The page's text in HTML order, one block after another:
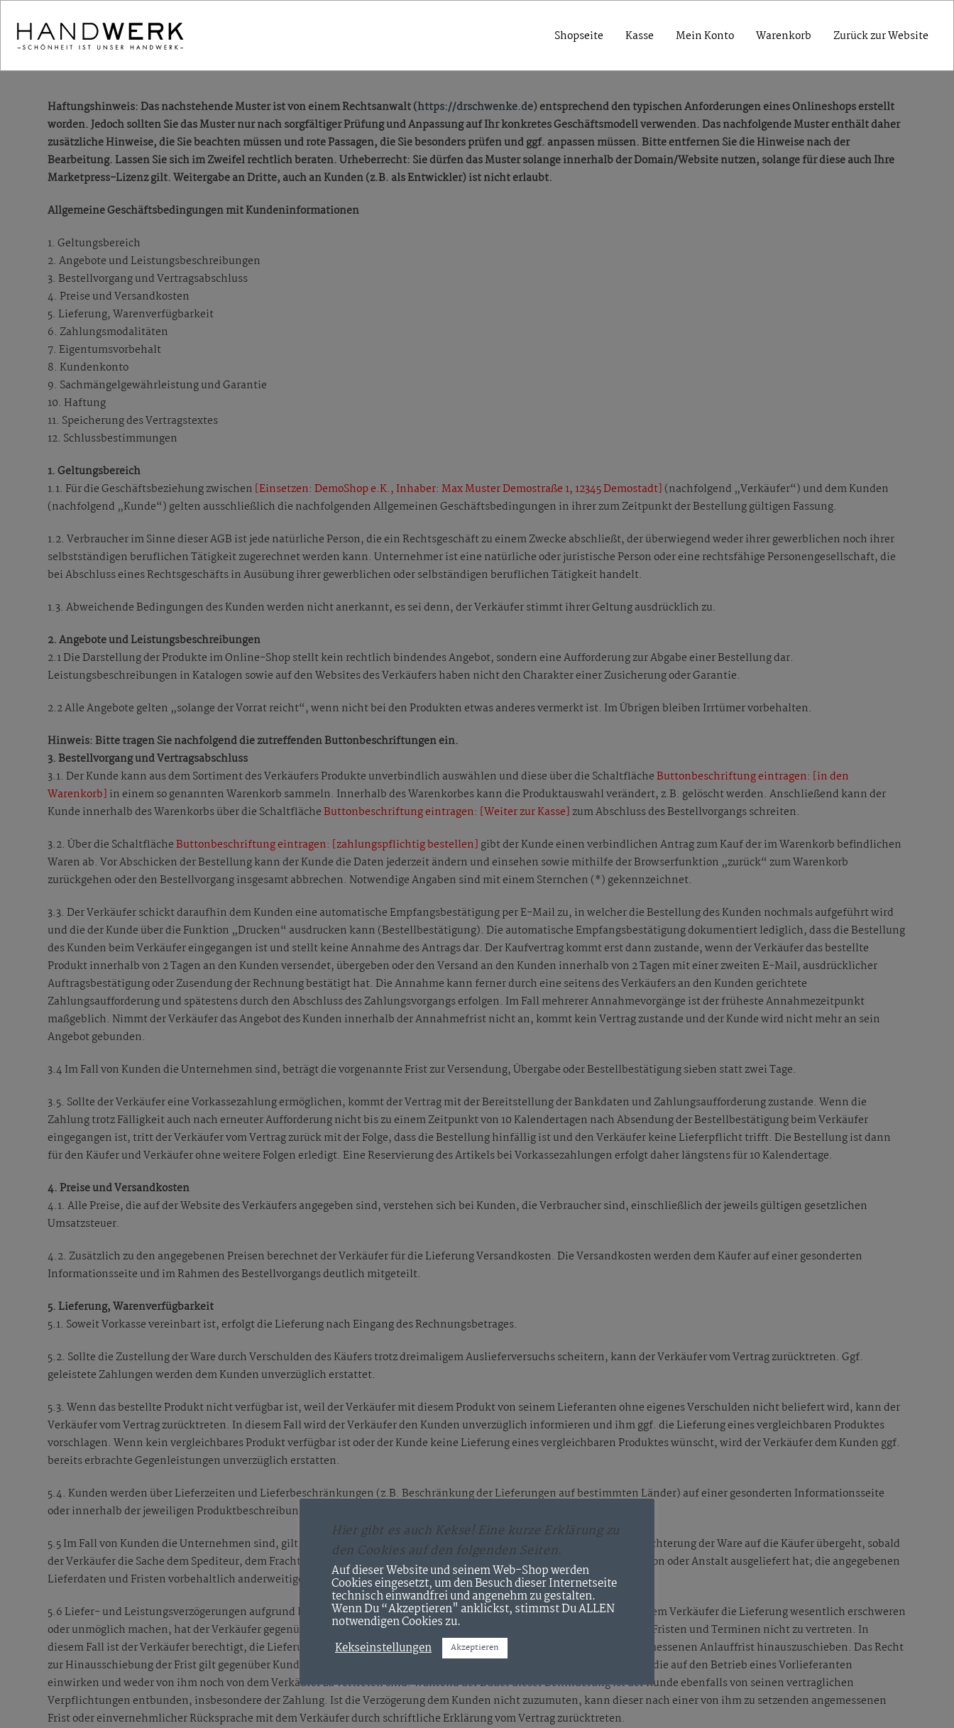
Shopseite Kasse Mein Konto Warenkorb Zurück zur Website
Haftungshinweis: Das nachstehende Muster ist von einem Rechtsanwalt (https://drschwenke.de) entsprechend den typischen Anforderungen eines Onlineshops erstellt
worden. Jedoch sollten Sie das Muster nur nach sorgfältiger Prüfung und Anpassung auf Ihr konkretes Geschäftsmodell verwenden. Das nachfolgende Muster enthält daher
zusätzliche Hinweise, die Sie beachten müssen und rote Passagen, die Sie besonders prüfen und ggf. anpassen müssen. Bitte entfernen Sie die Hinweise nach der
Bearbeitung. Lassen Sie sich im Zweifel rechtlich beraten. Urheberrecht: Sie dürfen das Muster solange innerhalb der Domain/Website nutzen, solange für diese auch Ihre
Marketpress-Lizenz gilt. Weitergabe an Dritte, auch an Kunden (z.B. als Entwickler) ist nicht erlaubt.
Allgemeine Geschäftsbedingungen mit Kundeninformationen
1. Geltungsbereich
2. Angebote und Leistungsbeschreibungen
3. Bestellvorgang und Vertragsabschluss
4. Preise und Versandkosten
5. Lieferung, Warenverfügbarkeit
6. Zahlungsmodalitäten
7. Eigentumsvorbehalt
8. Kundenkonto
9. Sachmängelgewährleistung und Garantie
10. Haftung
11. Speicherung des Vertragstextes
12. Schlussbestimmungen
1. Geltungsbereich
1.1. Für die Geschäftsbeziehung zwischen [Einsetzen: DemoShop e.K., Inhaber: Max Muster Demostraße 1, 12345 Demostadt] (nachfolgend „Verkäufer“) und dem Kunden
(nachfolgend „Kunde“) gelten ausschließlich die nachfolgenden Allgemeinen Geschäftsbedingungen in ihrer zum Zeitpunkt der Bestellung gültigen Fassung.
1.2. Verbraucher im Sinne dieser AGB ist jede natürliche Person, die ein Rechtsgeschäft zu einem Zwecke abschließt, der überwiegend weder ihrer gewerblichen noch ihrer
selbstständigen beruflichen Tätigkeit zugerechnet werden kann. Unternehmer ist eine natürliche oder juristische Person oder eine rechtsfähige Personengesellschaft, die
bei Abschluss eines Rechtsgeschäfts in Ausübung ihrer gewerblichen oder selbständigen beruflichen Tätigkeit handelt.
1.3. Abweichende Bedingungen des Kunden werden nicht anerkannt, es sei denn, der Verkäufer stimmt ihrer Geltung ausdrücklich zu.
2. Angebote und Leistungsbeschreibungen
2.1 Die Darstellung der Produkte im Online-Shop stellt kein rechtlich bindendes Angebot, sondern eine Aufforderung zur Abgabe einer Bestellung dar.
Leistungsbeschreibungen in Katalogen sowie auf den Websites des Verkäufers haben nicht den Charakter einer Zusicherung oder Garantie.
2.2 Alle Angebote gelten „solange der Vorrat reicht“, wenn nicht bei den Produkten etwas anderes vermerkt ist. Im Übrigen bleiben Irrtümer vorbehalten.
Hinweis: Bitte tragen Sie nachfolgend die zutreffenden Buttonbeschriftungen ein.
3. Bestellvorgang und Vertragsabschluss
3.1. Der Kunde kann aus dem Sortiment des Verkäufers Produkte unverbindlich auswählen und diese über die SchaltflächeButtonbeschriftung eintragen: [in den
Warenkorb] in einem so genannten Warenkorb sammeln. Innerhalb des Warenkorbes kann die Produktauswahl verändert, z.B. gelöscht werden. Anschließend kann der
Kunde innerhalb des Warenkorbs über die SchaltflächeButtonbeschriftung eintragen: [Weiter zur Kasse]zum Abschluss des Bestellvorgangs schreiten.
3.2. Über die SchaltflächeButtonbeschriftung eintragen: [zahlungspflichtig bestellen] gibt der Kunde einen verbindlichen Antrag zum Kauf der im Warenkorb befindlichen
Waren ab. Vor Abschicken der Bestellung kann der Kunde die Daten jederzeit ändern und einsehen sowie mithilfe der Browserfunktion „zurück“ zum Warenkorb
zurückgehen oder den Bestellvorgang insgesamt abbrechen. Notwendige Angaben sind mit einem Sternchen (*) gekennzeichnet.
3.3. Der Verkäufer schickt daraufhin dem Kunden eine automatische Empfangsbestätigung per E-Mail zu, in welcher die Bestellung des Kunden nochmals aufgeführt wird
und die der Kunde über die Funktion „Drucken“ ausdrucken kann (Bestellbestätigung). Die automatische Empfangsbestätigung dokumentiert lediglich, dass die Bestellung
des Kunden beim Verkäufer eingegangen ist und stellt keine Annahme des Antrags dar. Der Kaufvertrag kommt erst dann zustande, wenn der Verkäufer das bestellte
Produkt innerhalb von 2 Tagen an den Kunden versendet, übergeben oder den Versand an den Kunden innerhalb von 2 Tagen mit einer zweiten E-Mail, ausdrücklicher
Auftragsbestätigung oder Zusendung der Rechnung bestätigt hat. Die Annahme kann ferner durch eine seitens des Verkäufers an den Kunden gerichtete
Zahlungsaufforderung und spätestens durch den Abschluss des Zahlungsvorgangs erfolgen. Im Fall mehrerer Annahmevorgänge ist der früheste Annahmezeitpunkt
maßgeblich. Nimmt der Verkäufer das Angebot des Kunden innerhalb der Annahmefrist nicht an, kommt kein Vertrag zustande und der Kunde wird nicht mehr an sein
Angebot gebunden.
3.4 Im Fall von Kunden die Unternehmen sind, beträgt die vorgenannte Frist zur Versendung, Übergabe oder Bestellbestätigung sieben statt zwei Tage.
3.5. Sollte der Verkäufer eine Vorkassezahlung ermöglichen, kommt der Vertrag mit der Bereitstellung der Bankdaten und Zahlungsaufforderung zustande. Wenn die
Zahlung trotz Fälligkeit auch nach erneuter Aufforderung nicht bis zu einem Zeitpunkt von 10 Kalendertagen nach Absendung der Bestellbestätigung beim Verkäufer
eingegangen ist, tritt der Verkäufer vom Vertrag zurück mit der Folge, dass die Bestellung hinfällig ist und den Verkäufer keine Lieferpflicht trifft. Die Bestellung ist dann
für den Käufer und Verkäufer ohne weitere Folgen erledigt. Eine Reservierung des Artikels bei Vorkassezahlungen erfolgt daher längstens für 10 Kalendertage.
4. Preise und Versandkosten
4.1. Alle Preise, die auf der Website des Verkäufers angegeben sind, verstehen sich bei Kunden, die Verbraucher sind, einschließlich der jeweils gültigen gesetzlichen
Umsatzsteuer.
4.2. Zusätzlich zu den angegebenen Preisen berechnet der Verkäufer für die Lieferung Versandkosten. Die Versandkosten werden dem Käufer auf einer gesonderten
Informationsseite und im Rahmen des Bestellvorgangs deutlich mitgeteilt.
5. Lieferung, Warenverfügbarkeit
5.1. Soweit Vorkasse vereinbart ist, erfolgt die Lieferung nach Eingang des Rechnungsbetrages.
5.2. Sollte die Zustellung der Ware durch Verschulden des Käufers trotz dreimaligem Auslieferversuchs scheitern, kann der Verkäufer vom Vertrag zurücktreten. Ggf.
geleistete Zahlungen werden dem Kunden unverzüglich erstattet.
5.3. Wenn das bestellte Produkt nicht verfügbar ist, weil der Verkäufer mit diesem Produkt von seinem Lieferanten ohne eigenes Verschulden nicht beliefert wird, kann der
Verkäufer vom Vertrag zurücktreten. In diesem Fall wird der Verkäufer den Kunden unverzüglich informieren und ihm ggf. die Lieferung eines vergleichbaren Produktes
vorschlagen. Wenn kein vergleichbares Produkt verfügbar ist oder der Kunde keine Lieferung eines vergleichbaren Produktes wünscht, wird der Verkäufer dem Kunden ggf.
bereits erbrachte Gegenleistungen unverzüglich erstatten.
5.4. Kunden werden über Lieferzeiten und Lieferbeschränkungen (z.B. Beschränkung der Lieferungen auf bestimmten Länder) auf einer gesonderten Informationsseite
oder innerhalb der jeweiligen Produktbeschreibung unterrichtet.
5.5 Im Fall von Kunden die Unternehmen sind, gilt, dass die Gefahr des zufälligen Untergangs und der zufälligen Verschlechterung der Ware auf die Käufer übergeht, sobald
der Verkäufer die Sache dem Spediteur, dem Frachtführer oder der sonst zur Ausführung der Versendung bestimmten Person oder Anstalt ausgeliefert hat; die angegebenen
Lieferdaten und Fristen vorbehaltlich anderweitiger Zusagen und Vereinbarungen, keine Fixtermine sind.
5.6 Liefer- und Leistungsverzögerungen aufgrund höherer Gewalt und aufgrund von unvorhersehbaren Ereignissen, die dem Verkäufer die Lieferung wesentlich erschweren
oder unmöglich machen, hat der Verkäufer gegenüber Kunden, die Unternehmer sind, auch bei verbindlich vereinbarten Fristen und Terminen nicht zu vertreten. In
diesem Fall ist der Verkäufer berechtigt, die Lieferung bzw. Leistung um die Dauer der Behinderung zuzüglich einer angemessenen Anlauffrist hinauszuschieben. Das Recht
zur Hinausschiebung der Frist gilt gegenüber Kunden, die Unternehmer sind auch in Fällen unvorhersehbarer Ereignisse, die auf den Betrieb eines Vorlieferanten
einwirken und weder von ihm noch von dem Verkäufer zu vertreten sind. Während der Dauer dieser Behinderung ist der Kunde ebenfalls von seinen vertraglichen
Verpflichtungen entbunden, insbesondere der Zahlung. Ist die Verzögerung dem Kunden nicht zuzumuten, kann dieser nach einer von ihm zu setzenden angemessenen
Frist oder einvernehmlicher Rücksprache mit dem Verkäufer durch schriftliche Erklärung vom Vertrag zurücktreten.
Hier gibt es auch Kekse! Eine kurze Erklärung zu
den Cookies auf den folgenden Seiten.
Auf dieser Website und seinem Web-Shop werden
Cookies eingesetzt, um den Besuch dieser Internetseite
technisch einwandfrei und angenehm zu gestalten.
Wenn Du “Akzeptieren" anklickst, stimmst Du ALLEN
notwendigen Cookies zu.
Kekseinstellungen
Akzeptieren